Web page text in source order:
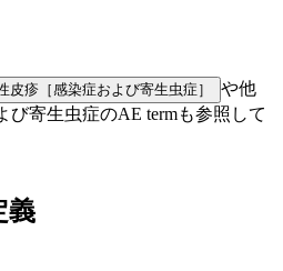
皮疹［感染症および寄生虫症］
や他
び寄生虫症のAE termも参照して
義